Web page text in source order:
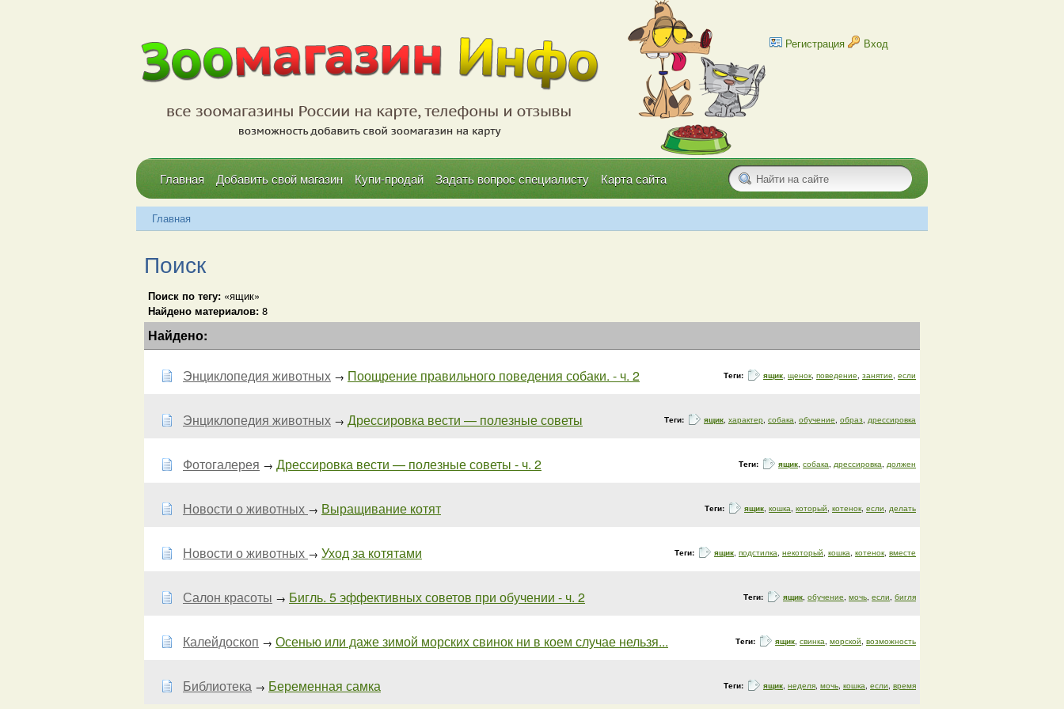
Регистрация Вход
Главная Добавить свой магазин Купи-продай Задать вопрос специалисту Карта сайта
Главная
Поиск
Поиск по тегу: «ящик»
Найдено материалов: 8
Найдено:
Энциклопедия животных → Поощрение правильного поведения собаки. - ч. 2 Теги: ящик, щенок, поведение, занятие, если
Энциклопедия животных → Дрессировка вести — полезные советы Теги: ящик, характер, собака, обучение, образ, дрессировка
Фотогалерея → Дрессировка вести — полезные советы - ч. 2 Теги: ящик, собака, дрессировка, должен
Новости о животных → Выращивание котят Теги: ящик, кошка, который, котенок, если, делать
Новости о животных → Уход за котятами Теги: ящик, подстилка, некоторый, кошка, котенок, вместе
Салон красоты → Бигль. 5 эффективных советов при обучении - ч. 2 Теги: ящик, обучение, мочь, если, бигля
Калейдоскоп → Осенью или даже зимой морских свинок ни в коем случае нельзя... Теги: ящик, свинка, морской, возможность
Библиотека → Беременная самка Теги: ящик, неделя, мочь, кошка, если, время